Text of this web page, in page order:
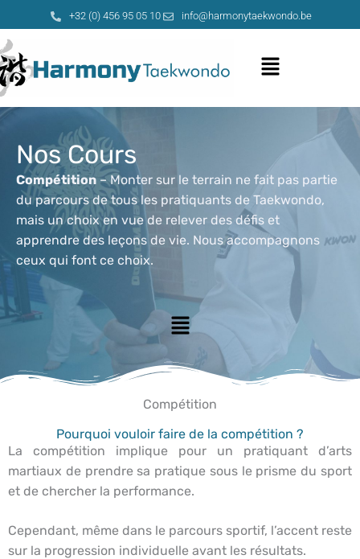
au
contenu
+32 (0) 456 95 05 10 info@harmonytaekwondo.be
Menu
Nos Cours
Compétition – Monter sur le terrain ne fait pas partie
du parcours de tous les pratiquants de Taekwondo,
mais un choix en vue de relever des défis et
apprendre des leçons de vie. Nous accompagnons
ceux qui font ce choix.
Menu
Compétition
Pourquoi vouloir faire de la compétition ?
La compétition implique pour un pratiquant d’arts
martiaux de prendre sa pratique sous le prisme du sport
et de chercher la performance.
Cependant, même dans le parcours sportif, l’accent reste
sur la progression individuelle avant les résultats.